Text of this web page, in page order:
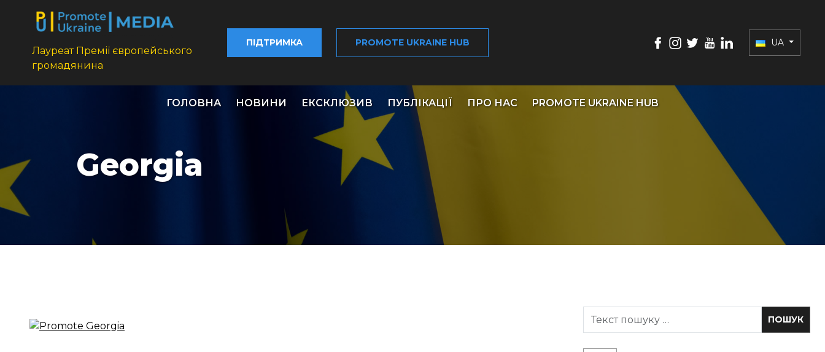
Лауреат Премії європейського
громадянина
ПІДТРИМКА PROMOTE UKRAINE HUB UA
ГОЛОВНА НОВИНИ ЕКСКЛЮЗИВ ПУБЛІКАЦІЇ ПРО НАС PROMOTE UKRAINE HUB
Georgia